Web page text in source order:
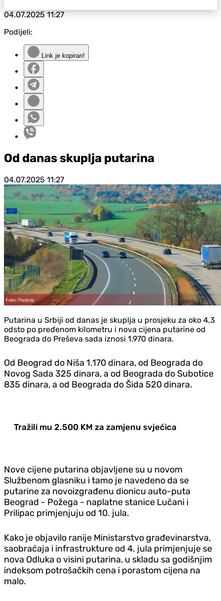
04.07.202511:27
Podijeli:
Link je kopiran!
Od danas skuplja putarina
04.07.2025 11:27
Putarina u Srbiji od danas je skuplja u prosjeku za oko 4,3
odsto po pređenom kilometru i nova cijena putarine od
Beograda do Preševa sada iznosi 1.970 dinara.
Od Beograd do Niša 1.170 dinara, od Beograda do
Novog Sada 325 dinara, a od Beograda do Subotice
835 dinara, a od Beograda do Šida 520 dinara.
Tražili mu 2.500 KM za zamjenu svjećica
Nove cijene putarina objavljene su u novom
Službenom glasniku i tamo je navedeno da se
putarine za novoizgrađenu dionicu auto-puta
Beograd - Požega - naplatne stanice Lučani i
Prilipac primjenjuju od 10. jula.
Kako je objavilo ranije Ministarstvo građevinarstva,
saobraćaja i infrastrukture od 4. jula primjenjuje se
nova Odluka o visini putarina, u skladu sa godišnjim
indeksom potrošačkih cena i porastom cijena na
malo.